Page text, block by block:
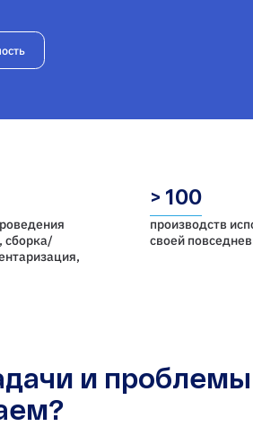
cборка/
> 100
производств
своей
и проблемы